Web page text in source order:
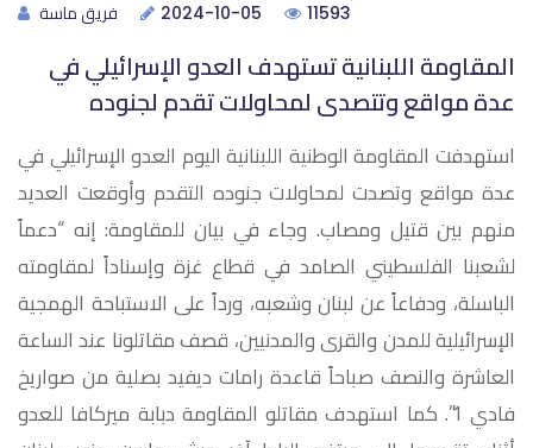
فريق ماسة 2024-10-05 11593
المقاومة اللبنانية تستهدف العدو الإسرائيلي في
عدة مواقع وتتصدى لمحاولات تقدم لجنوده
استهدفت المقاومة الوطنية اللبنانية اليوم العدو الإسرائيلي في
عدة مواقع وتصدت لمحاولات جنوده التقدم وأوقعت العديد
منهم بين قتيل ومصاب. وجاء في بيان للمقاومة: إنه “دعماً
لشعبنا الفلسطيني الصامد في قطاع غزة وإسناداً لمقاومته
الباسلة، ودفاعاً عن ‏لبنان وشعبه، ورداً على الاستباحة الهمجية
الإسرائيلية للمدن والقرى والمدنيين، قصف ‏مقاتلونا عند الساعة
العاشرة والنصف صباحاً قاعدة ‏رامات ديفيد ‏بصلية من صواريخ
فادي 1”. كما استهدف مقاتلو المقاومة دبابة ميركافا للعدو